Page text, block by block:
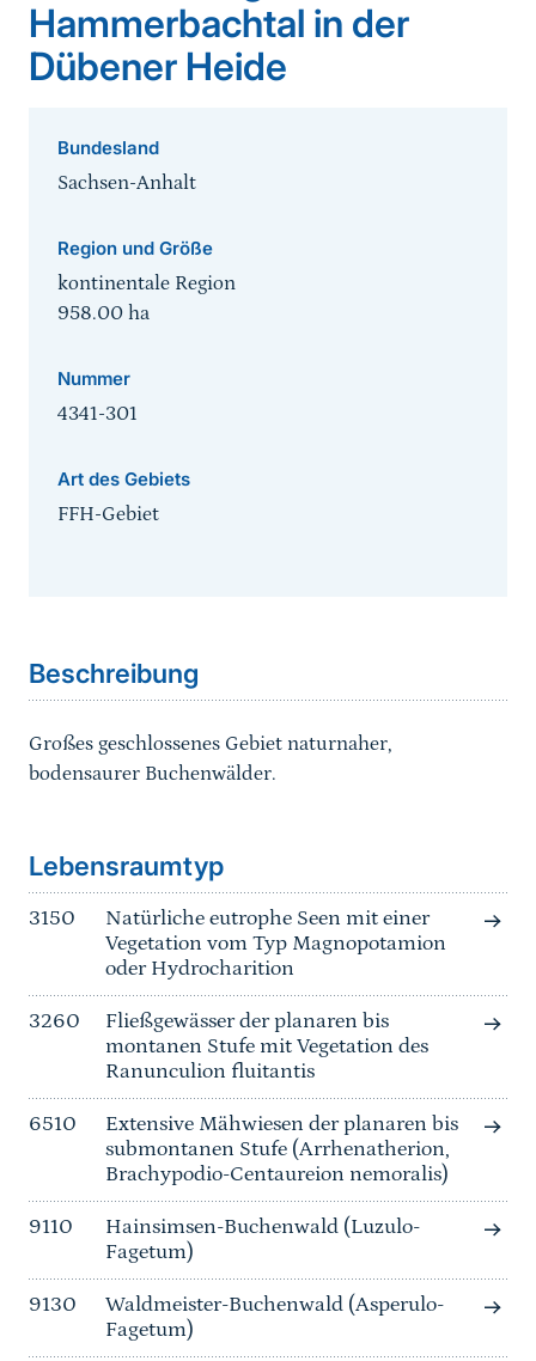
Hammerbachtal in der
Dübener Heide
Bundesland
Sachsen-Anhalt
Region und Größe
kontinentale Region
958.00 ha
Nummer
4341-301
Art des Gebiets
FFH-Gebiet
Beschreibung
Großes geschlossenes Gebiet naturnaher,
bodensaurer Buchenwälder.
Lebensraumtyp
3150
Natürliche eutrophe Seen mit einer
Vegetation vom Typ Magnopotamion
oder Hydrocharition
3260
Fließgewässer der planaren bis
montanen Stufe mit Vegetation des
Ranunculion fluitantis
6510
Extensive Mähwiesen der planaren bis
submontanen Stufe (Arrhenatherion,
Brachypodio-Centaureion nemoralis)
9110
Hainsimsen-Buchenwald (Luzulo-
Fagetum)
9130
Waldmeister-Buchenwald (Asperulo-
Fagetum)